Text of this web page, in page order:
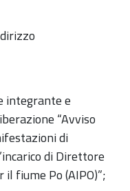
integrante e
“Avviso
di
di Direttore
fiume Po (AIPO)”;